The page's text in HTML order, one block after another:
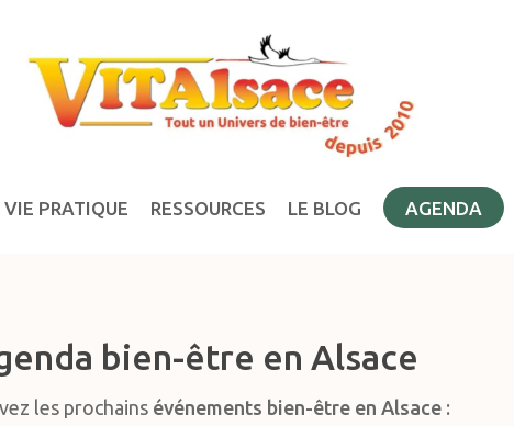
VIE PRATIQUE RESSOURCES LE BLOG AGENDA
bien-être en Alsace
les prochains événements bien-être en Alsace :